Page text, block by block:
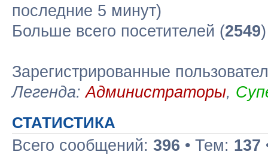
последние 5 минут)
Больше всего посетителей (2549
Зарегистрированные
Легенда:Администраторы,
СТАТИСТИКА
Всего сообщений: 396 • Тем: 137